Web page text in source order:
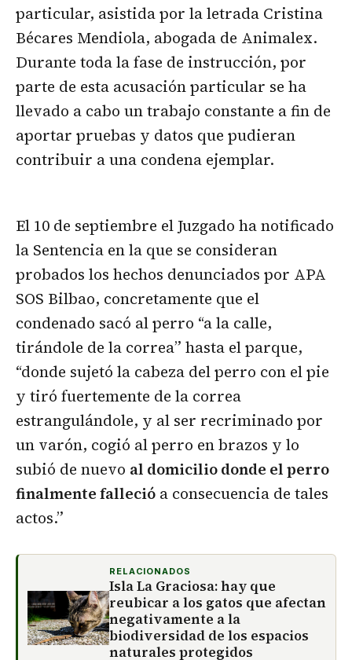
particular, asistida por la letrada Cristina
Bécares Mendiola, abogada de Animalex.
Durante toda la fase de instrucción, por
parte de esta acusación particular se ha
llevado a cabo un trabajo constante a fin de
aportar pruebas y datos que pudieran
contribuir a una condena ejemplar.
El 10 de septiembre el Juzgado ha notificado
la Sentencia en la que se consideran
probados los hechos denunciados por APA
SOS Bilbao, concretamente que el
condenado sacó al perro “a la calle,
tirándole de la correa” hasta el parque,
“donde sujetó la cabeza del perro con el pie
y tiró fuertemente de la correa
estrangulándole, y al ser recriminado por
un varón, cogió al perro en brazos y lo
subió de nuevo al domicilio donde el perro
finalmente falleció a consecuencia de tales
actos.”
RELACIONADOS
Isla La Graciosa: hay que
reubicar a los gatos que afectan
negativamente a la
biodiversidad de los espacios
naturales protegidos